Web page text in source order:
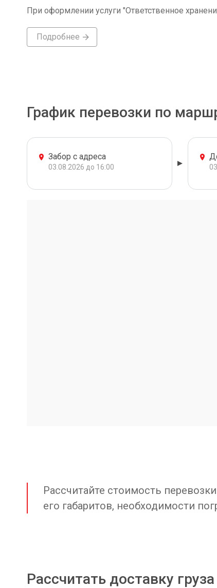
При оформлении услуги "Ответственное
Подробнее
График перевозки по
Забор с адреса
03.08.2026 до 16:00
Рассчитайте стоимость
его габаритов, необходимости
Рассчитать доставку груза